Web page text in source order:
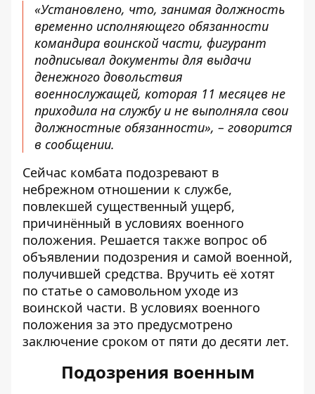
«Установлено, что, занимая должность
временно исполняющего обязанности
командира воинской части, фигурант
подписывал документы для выдачи
денежного довольствия
военнослужащей, которая 11 месяцев не
приходила на службу и не выполняла свои
должностные обязанности», – говорится
в сообщении.
Сейчас комбата подозревают в
небрежном отношении к службе,
повлекшей существенный ущерб,
причинённый в условиях военного
положения. Решается также вопрос об
объявлении подозрения и самой военной,
получившей средства. Вручить её хотят
по статье о самовольном уходе из
воинской части. В условиях военного
положения за это предусмотрено
заключение сроком от пяти до десяти лет.
Подозрения военным